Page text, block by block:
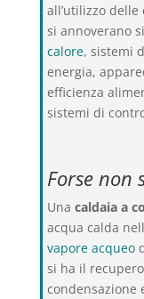
all’utilizzo delle
si annoverano
calore, sistemi
energia,
efficienza
sistemi di
Forse non
Una caldaia a
acqua calda
vapore acqueo
si ha il
condensazione